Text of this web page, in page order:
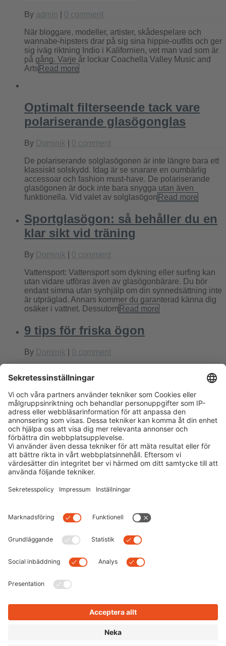
By admin 0 comment
När bloggare, modeller, artister, skådespelare och
wannabe-hipsters drar på sig sina hippie-outfits och ger
sig iväg riktning Indio i Kalifornien, vet man vad som är
på gång. Varje år lockar Coachella Valley Music and
Arts Read more
Optimalt filterseende tack vare
polariserande glasögonglas
By Dominik 0 comment
De polariserande solglasögonen är inte längre bara ett
klassiskt solskydd. Idag är se snarare en oumbärlig
accessoar och fashion must-have. De polariserande
glasögonen är dock inte bara snygga utan även
funktionella. Vid valet av solglasögon Read more
Sportglasögon: så behåller du en
klar sikt vid träning
By Dominik 0 comment
Vattensport: Vattensport som dykning eller surfing kan
utan vidare utföras även av glasögonbärare. Du bör
endast simma utan synhjälp om din synnedsättning inte
är utpräglad. Annars kommer du garanterad känna dig
osäker i vattnet. Dessutom Read more
9 tips för friska ögon
By Dominik 0 comment
bäst för ögonen. Gäspa – ett mycket lätt men effektivt
Mörkläggning – genom denna övningRead more
Barnglasögon: ingen
glasögonorm här inte!
ByDominik |0 comment
Du bär glasögon? Vad coolt! Enligt statistik behöver var
lämnat glasögonorm-imagen bakom sig och ser istället
Search
Recent Posts
Vilka är mina perfekta festival-solglasögon?
Polariserande solglasögon för fiske & vattensport
TRENDSPANING: Max Mara Mon Cœur